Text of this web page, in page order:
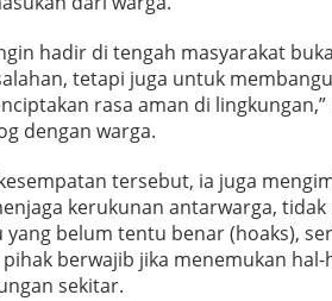
hadir di tengah masyarakat
tetapi juga untuk
rasa aman di
dengan warga.
tersebut, ia juga
kerukunan antarwarga,
yang belum tentu benar (hoaks),
pihak berwajib jika menemukan
sekitar.